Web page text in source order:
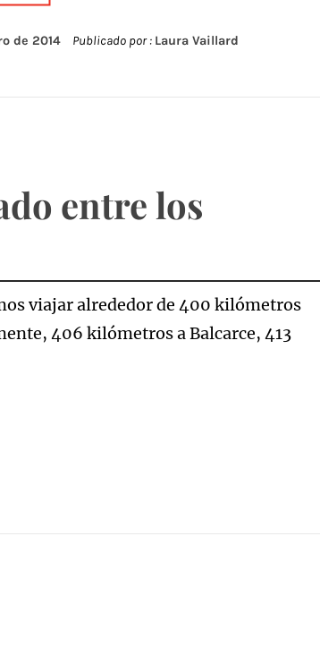
de 2014 Publicado por : Laura Vaillard
entre los
viajar alrededor de 400 kilómetros
406 kilómetros a Balcarce, 413